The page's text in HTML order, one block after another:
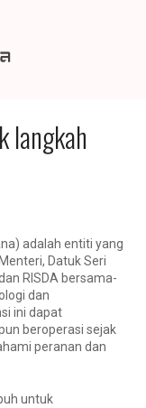
langkah
adalah entiti yang
Datuk Seri
RISDA bersama-
dan
ini dapat
beroperasi sejak
peranan dan
untuk